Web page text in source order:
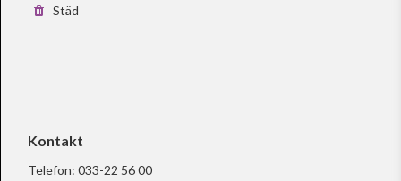
Städ
Kontakt
Telefon: 033-22 56 00